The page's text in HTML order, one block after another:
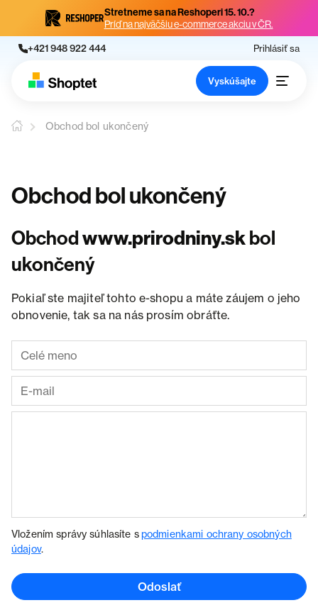
Stretneme sa na Reshoperi 15. 10.?
Príď na najväčšiu e-commerce akciu v ČR.
+421 948 922 444 Prihlásiť sa
Vyskúšajte
Obchod bol ukončený
Obchod bol ukončený
Obchodwww.prirodniny.skbol
ukončený
Pokiaľ ste majiteľ tohto e-shopu a máte záujem o jeho
obnovenie, tak sa na nás prosím obráťte.
Vložením správy súhlasíte spodmienkami ochrany osobných
údajov.
Odoslať